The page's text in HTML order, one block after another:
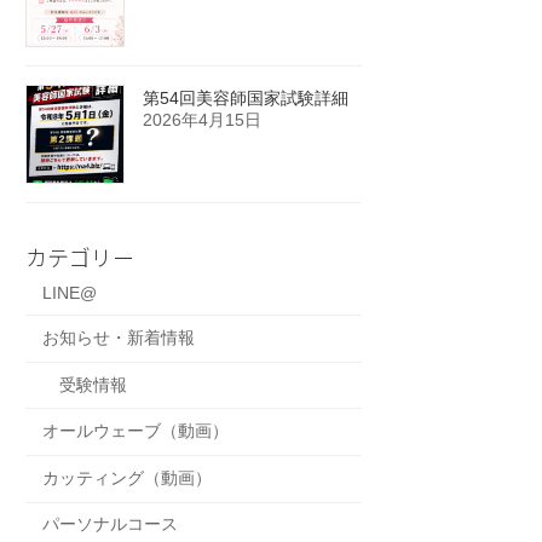
第54回美容師国家試験詳細
2026年4月15日
カテゴリー
LINE@
お知らせ・新着情報
受験情報
オールウェーブ（動画）
カッティング（動画）
パーソナルコース